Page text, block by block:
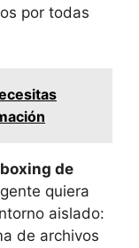
por todas
de
quiera
aislado:
de archivos